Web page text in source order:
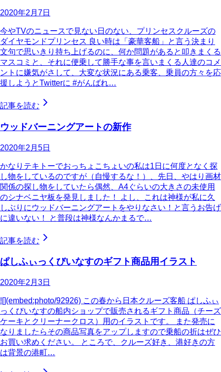
2020年2月7日
今やTVのニュースで見ない日のない、プリンセスクルーズの
ダイヤモンドプリンセス 良い時は「豪華客船」と言う決まり
文句で思いきり持ち上げるのに、何か問題があると叩きまくる
マスコミと、それに便乗して勝手な事を言いまくる人達のコメ
ントに嫌気がさして、大変な状況にある乗客、乗員の方々を応
援しようとTwitterに #がんばれ…
記事を読む
ウッドバーニングアートの新作
2020年2月5日
かなりテキトーでおっちょこちょいの私は1日に何度となく探
し物をしているのですが（自慢するな！）、先日、やはり画材
関係の探し物をしていたら偶然、A4ぐらいの大きさの未使用
のシナベニヤ板を発見しました！ よし、これは神様が私に久
しぶりにウッドバーニングアートをやりなさい！と言うお告げ
に違いない！ と普段は神様なんかまるで…
記事を読む
ぱしふぃっくびいなすのギフト商品用イラスト
2020年2月3日
![](embed:photo/92926) この春から日本クルーズ客船 ぱしふぃ
っくびいなすの船内ショップで販売されるギフト商品（チーズ
ケーキとクリーナークロス）用のイラストです。 また発売に
なりましたらその商品写真をアップしますので乗船の折はぜひ
お買い求めください。 ところで、クルーズ好き、港好きの方
は背景の港町…